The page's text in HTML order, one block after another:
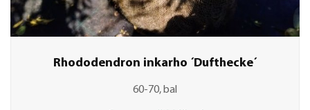
Rhododendron inkarho ´Dufthecke´
60-70, bal